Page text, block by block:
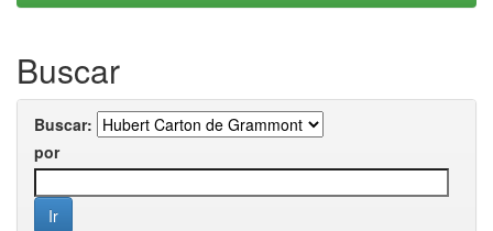
Buscar
Buscar:
por